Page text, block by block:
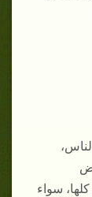
سواء